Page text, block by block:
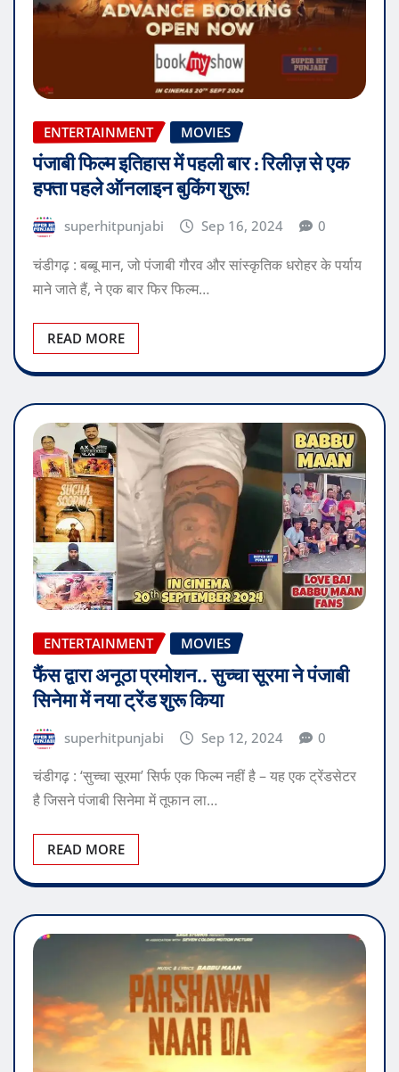
ENTERTAINMENT MOVIES
पंजाबी फिल्म इतिहास में पहली बार : रिलीज़ से एक
हफ्ता पहले ऑनलाइन बुकिंग शुरू!
superhitpunjabi Sep 16, 2024 0
चंडीगढ़ : बब्बू मान, जो पंजाबी गौरव और सांस्कृतिक धरोहर के पर्याय
माने जाते हैं, ने एक बार फिर फिल्म…
READ MORE
ENTERTAINMENT MOVIES
फैंस द्वारा अनूठा प्रमोशन.. सुच्चा सूरमा ने पंजाबी
सिनेमा में नया ट्रेंड शुरू किया
superhitpunjabi Sep 12, 2024 0
चंडीगढ़ : ‘सुच्चा सूरमा’ सिर्फ एक फिल्म नहीं है – यह एक ट्रेंडसेटर
है जिसने पंजाबी सिनेमा में तूफान ला…
READ MORE